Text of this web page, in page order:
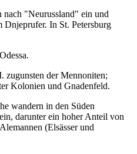
nach "Neurussland" ein und
In St. Petersburg
zugunsten der Mennoniten;
Kolonien und Gnadenfeld.
wandern in den Süden
darunter ein hoher Anteil von
(Elsässer und